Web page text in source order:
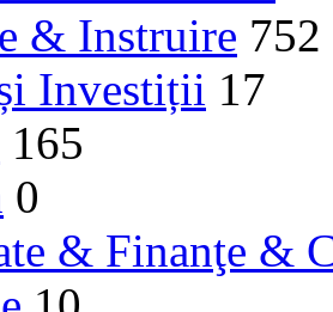
& Instruire 752
Investiții 17
165
0
& Finanţe &